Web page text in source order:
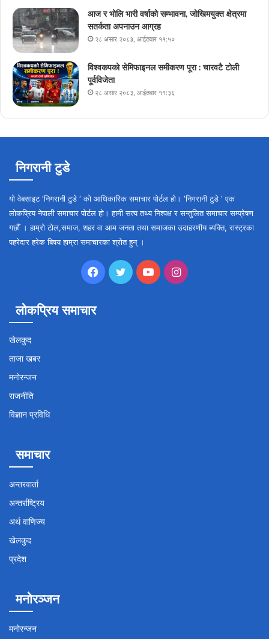
आज र भोलि भारी वर्षाको सम्भावना, जोखिमयुक्त क्षेत्रमा
सतर्कता अपनाउन आग्रह
२८ असार २०८३, आईतवार ११:५०
विश्वकपको सेमिफाइनल समीकरण पूरा : चारवटै टोली
पूर्वविजेता
२८ असार २०८३, आईतवार ११:३६
निगरानी टुडे
यो वेबसाइट ‘निगरानी टुडे ‘ को आधिकारिक समाचार पोर्टल हो। ‘निगरानी टुडे ‘ एक
लोकप्रिय नेपाली समाचार पोर्टल हो। हामी सत्य तथ्य निश्पक्ष र सन्तुलित समाचार सम्प्रेषण
गर्छौँ । हाम्रो टोल,समाज, शहर वा आम जनता तथा समाजका उदाहरणीय ब्यक्ति, रास्ट्रका
पहरेदार हरेक बिषय हाम्रा समाचारका श्रोत हुन् ।
Facebook
TwitterYouTubeInstagram
लोकप्रिय समाचार
खेलकुद
ताजा खबर
मनोरन्जन
राजनीति
विज्ञान प्रविधि
समाचार
अन्तरवार्ता
अन्तर्राष्ट्रिय
अर्थ वाणिज्य
खेलकुद
प्रदेश
मनोरञ्जन
मनोरन्जन